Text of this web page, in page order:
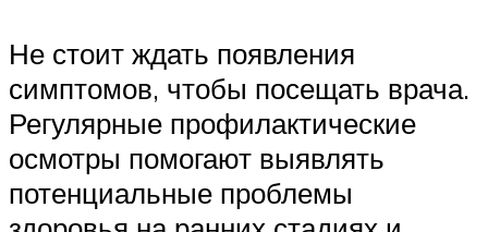
Не стоит ждать появления
симптомов, чтобы посещать врача.
Регулярные профилактические
осмотры помогают выявлять
потенциальные проблемы